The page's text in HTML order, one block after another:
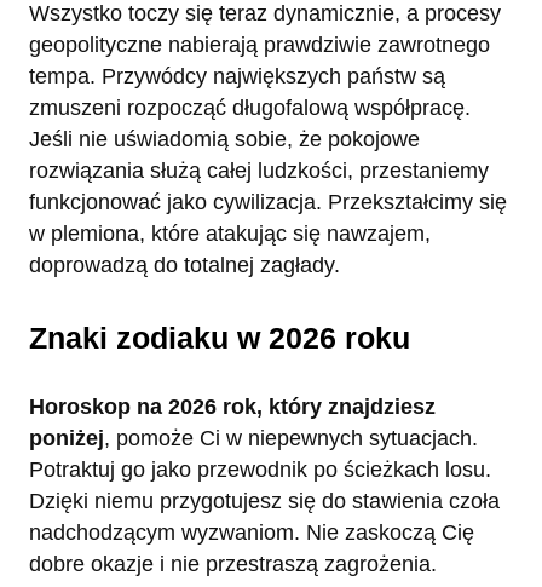
Wszystko toczy się teraz dynamicznie, a procesy
geopolityczne nabierają prawdziwie zawrotnego
tempa. Przywódcy największych państw są
zmuszeni rozpocząć długofalową współpracę.
Jeśli nie uświadomią sobie, że pokojowe
rozwiązania służą całej ludzkości, przestaniemy
funkcjonować jako cywilizacja. Przekształcimy się
w plemiona, które atakując się nawzajem,
doprowadzą do totalnej zagłady.
Znaki zodiaku w 2026 roku
Horoskop na 2026 rok, który znajdziesz
poniżej, pomoże Ci w niepewnych sytuacjach.
Potraktuj go jako przewodnik po ścieżkach losu.
Dzięki niemu przygotujesz się do stawienia czoła
nadchodzącym wyzwaniom. Nie zaskoczą Cię
dobre okazje i nie przestraszą zagrożenia.